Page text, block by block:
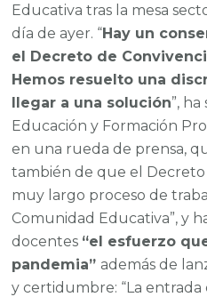
Educativa tras la mesa
día de ayer. “Hay un
el Decreto de
Hemos resuelto una
llegar a una solución”,
Educación y Formación
en una rueda de prensa,
también de que el
muy largo proceso de
Comunidad Educativa”, y
docentes “el esfuerzo
pandemia”además de
y certidumbre: “La entrada